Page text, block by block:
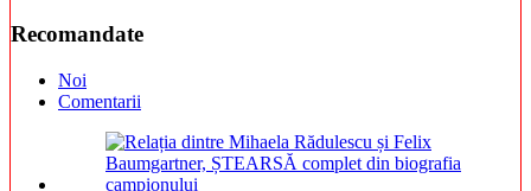
Recomandate
Noi
Comentarii